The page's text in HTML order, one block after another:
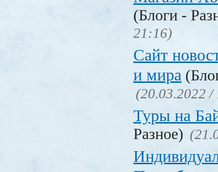
(Блоги -
21:16)
Сайт
и мира
(20.03.2022 /
Туры на
Разное)